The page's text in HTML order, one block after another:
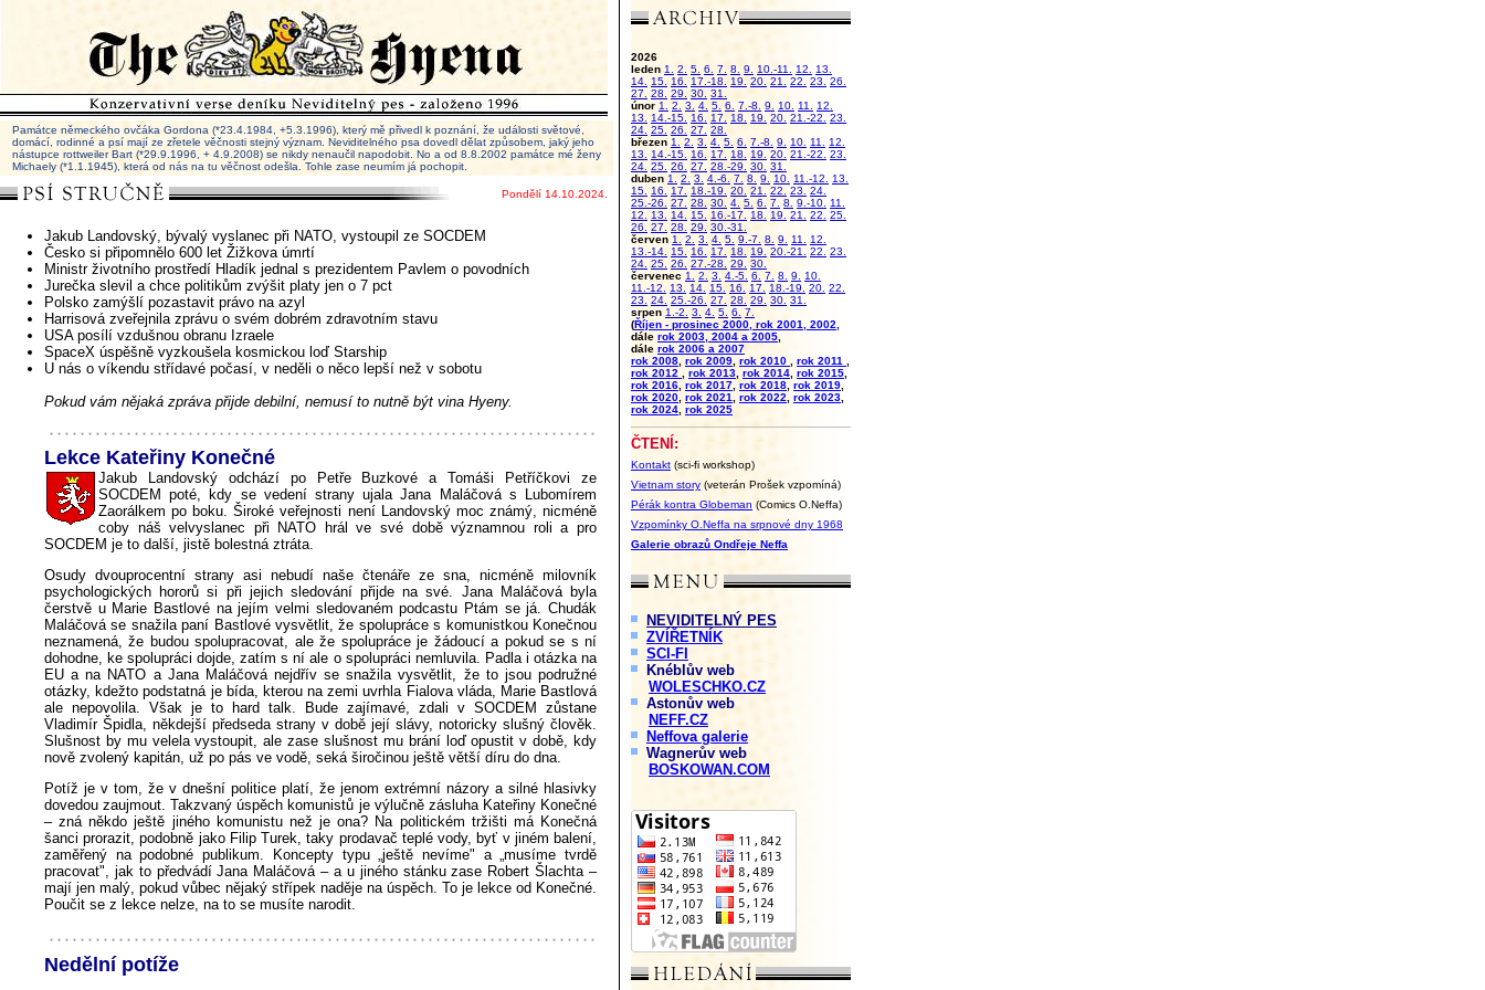
2026
leden 1. 2. 5. 6. 7. 8. 9. 10.-11. 12.
13.
14.
15. 16. 17.-18. 19. 20. 21. 22. 23.
26.
27.
28. 29. 30. 31.
únor 1. 2. 3. 4. 5. 6. 7.-8. 9. 10. 11.
12.
13.
14.-15. 16. 17. 18. 19. 20. 21.-22.
23.
24. 25. 26. 27.
28.
březen 1. 2. 3. 4. 5. 6. 7.-8. 9. 10. 11.
12.
13.
14.-15. 16. 17. 18. 19. 20. 21.-22.
23.
24. 25. 26. 27. 28.-29. 30. 31.
duben 1. 2. 3. 4.-6. 7. 8. 9. 10. 11.-12.
13.
15.
16. 17. 18.-19. 20. 21. 22. 23.
24.
25.-26.
27. 28. 30. 4. 5. 6. 7. 8. 9.-10.
11.
12.
13. 14. 15. 16.-17. 18. 19. 21. 22.
25.
26.
27. 28. 29.
30.-31.
červen 1. 2. 3. 4. 5. 9.-7. 8. 9. 11.
12.
13.-14.
15. 16. 17. 18. 19. 20.-21. 22.
23.
24. 25. 26. 27.-28. 29.
30.
červenec 1. 2. 3. 4.-5. 6. 7. 8. 9.
10.
11.-12.
13. 14. 15. 16. 17. 18.-19. 20. 22.
23.
24. 25.-26. 27. 28. 29. 30. 31.
srpen 1.-2. 3. 4. 5. 6. 7.
(Říjen - prosinec 2000, rok 2001, 2002,
dále rok 2003, 2004 a 2005
dále rok 2006 a 2007
rok 2008 rok 2009 rok 2010 rok 2011
rok 2012
rok 2013 rok 2014 rok 2015
rok 2016 rok 2017 rok 2018 rok 2019
rok 2020 rok 2021 rok 2022 rok 2023
rok 2024 rok 2025
ČTENÍ:
Kontakt (sci-fi workshop)
Vietnam story (veterán Prošek vzpomíná)
Pérák kontra Globeman (Comics O.Neffa)
Vzpomínky O.Neffa na srpnové dny 1968
Galerie obrazů Ondřeje Neffa
NEVIDITELNÝ PES
ZVÍŘETNÍK
SCI-FI
Knéblův web
WOLESCHKO.CZ
Astonův web
NEFF.CZ
Neffova galerie
Wagnerův web
BOSKOWAN.COM
Památce německého ovčáka Gordona (*23.4.1984, +5.3.1996), který mě přivedl k poznání, že události světové,
domácí, rodinné a psí mají ze zřetele věčnosti stejný význam. Neviditelného psa dovedl dělat způsobem, jaký jeho
nástupce rottweiler Bart (*29.9.1996, + 4.9.2008) se nikdy nenaučil napodobit. No a od 8.8.2002 památce mé ženy
Michaely (*1.1.1945), která od nás na tu věčnost odešla. Tohle zase neumím já pochopit.
Pondělí 14.10.2024.
Jakub Landovský, bývalý vyslanec při NATO, vystoupil ze SOCDEM
Česko si připomnělo 600 let Žižkova úmrtí
Ministr životního prostředí Hladík jednal s prezidentem Pavlem o povodních
Jurečka slevil a chce politikům zvýšit platy jen o 7 pct
Polsko zamýšlí pozastavit právo na azyl
Harrisová zveřejnila zprávu o svém dobrém zdravotním stavu
USA posílí vzdušnou obranu Izraele
SpaceX úspěšně vyzkoušela kosmickou loď Starship
U nás o víkendu střídavé počasí, v neděli o něco lepší než v sobotu
Pokud vám nějaká zpráva přijde debilní, nemusí to nutně být vina Hyeny.
Lekce Kateřiny Konečné
Jakub Landovský odchází po Petře Buzkové a Tomáši Petříčkovi ze
SOCDEM poté, kdy se vedení strany ujala Jana Maláčová s Lubomírem
Zaorálkem po boku. Široké veřejnosti není Landovský moc známý, nicméně
coby náš velvyslanec při NATO hrál ve své době významnou roli a pro
SOCDEM je to další, jistě bolestná ztráta.
Osudy dvouprocentní strany asi nebudí naše čtenáře ze sna, nicméně milovník
psychologických hororů si při jejich sledování přijde na své. Jana Maláčová byla
čerstvě u Marie Bastlové na jejím velmi sledovaném podcastu Ptám se já. Chudák
Maláčová se snažila paní Bastlové vysvětlit, že spolupráce s komunistkou Konečnou
neznamená, že budou spolupracovat, ale že spolupráce je žádoucí a pokud se s ní
dohodne, ke spolupráci dojde, zatím s ní ale o spolupráci nemluvila. Padla i otázka na
EU a na NATO a Jana Maláčová nejdřív se snažila vysvětlit, že to jsou podružné
otázky, kdežto podstatná je bída, kterou na zemi uvrhla Fialova vláda, Marie Bastlová
ale nepovolila. Však je to hard talk. Bude zajímavé, zdali v SOCDEM zůstane
Vladimír Špidla, někdejší předseda strany v době její slávy, notoricky slušný člověk.
Slušnost by mu velela vystoupit, ale zase slušnost mu brání loď opustit v době, kdy
nově zvolený kapitán, už po pás ve vodě, seká širočinou ještě větší díru do dna.
Potíž je v tom, že v dnešní politice platí, že jenom extrémní názory a silné hlasivky
dovedou zaujmout. Takzvaný úspěch komunistů je výlučně zásluha Kateřiny Konečné
– zná někdo ještě jiného komunistu než je ona? Na politickém tržišti má Konečná
šanci prorazit, podobně jako Filip Turek, taky prodavač teplé vody, byť v jiném balení,
zaměřený na podobné publikum. Koncepty typu „ještě nevíme" a „musíme tvrdě
pracovat", jak to předvádí Jana Maláčová – a u jiného stánku zase Robert Šlachta –
mají jen malý, pokud vůbec nějaký střípek naděje na úspěch. To je lekce od Konečné.
Poučit se z lekce nelze, na to se musíte narodit.
Nedělní potíže